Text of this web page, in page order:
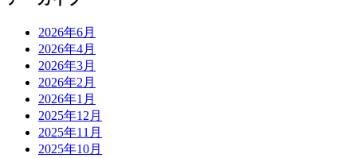
2026年6月
2026年4月
2026年3月
2026年2月
2026年1月
2025年12月
2025年11月
2025年10月